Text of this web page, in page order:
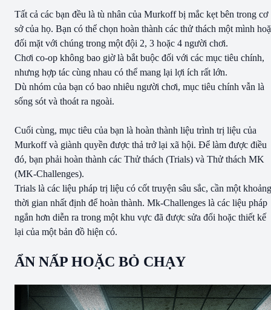
Tất cả các bạn đều là tù nhân của Murkoff bị mắc kẹt bên trong cơ
sở của họ. Bạn có thể chọn hoàn thành các thử thách một mình
đối mặt với chúng trong một đội 2, 3 hoặc 4 người chơi.
Chơi co-op không bao giờ là bắt buộc đối với các mục tiêu chính,
nhưng hợp tác cùng nhau có thể mang lại lợi ích rất lớn.
Dù nhóm của bạn có bao nhiêu người chơi, mục tiêu chính vẫn là
sống sót và thoát ra ngoài.
Cuối cùng, mục tiêu của bạn là hoàn thành liệu trình trị liệu của
Murkoff và giành quyền được thả trở lại xã hội. Để làm được điều
đó, bạn phải hoàn thành các Thử thách (Trials) và Thử thách MK
(MK-Challenges).
Trials là các liệu pháp trị liệu có cốt truyện sâu sắc, cần một khoảng
thời gian nhất định để hoàn thành. Mk-Challenges là các liệu pháp
ngắn hơn diễn ra trong một khu vực đã được sửa đổi hoặc thiết kế
lại của một bản đồ hiện có.
ẨN NẤP HOẶC BỎ CHẠY